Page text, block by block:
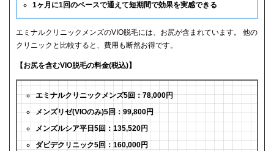
1ヶ月に1回のペースで通えて短期間で効果を実感できる
エミナルクリニックメンズのVIO脱毛には、お尻が含まれています。 他の
クリニックと比較すると、費用も断然お得です。
【お尻を含むVIO脱毛の料金(税込)】
エミナルクリニックメンズ5回：78,000円
メンズリゼ(VIOのみ)5回：99,800円
メンズルシア平日5回：135,520円
ダビデクリニック5回：160,000円